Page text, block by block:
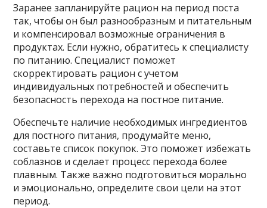
Заранее запланируйте рацион на период поста
так, чтобы он был разнообразным и питательным
и компенсировал возможные ограничения в
продуктах. Если нужно, обратитесь к специалисту
по питанию. Специалист поможет
скорректировать рацион с учетом
индивидуальных потребностей и обеспечить
безопасность перехода на постное питание.
Обеспечьте наличие необходимых ингредиентов
для постного питания, продумайте меню,
составьте список покупок. Это поможет избежать
соблазнов и сделает процесс перехода более
плавным. Также важно подготовиться морально
и эмоционально, определите свои цели на этот
период.